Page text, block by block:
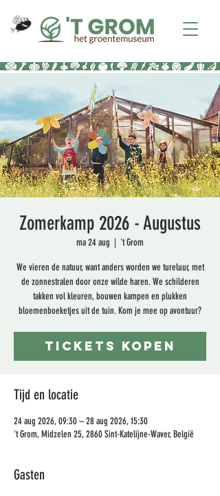
Zomerkamp 2026 - Augustus
ma 24 aug
  |
't Grom
We vieren de natuur, want anders worden we tureluur, met
de zonnestralen door onze wilde haren. We schilderen
takken vol kleuren, bouwen kampen en plukken
bloemenboeketjes uit de tuin. Kom je mee op avontuur?
Tickets kopen
Tijd en locatie
24 aug 2026, 09:30 – 28 aug 2026, 15:30
't Grom, Midzelen 25, 2860 Sint-Katelijne-Waver, België
Gasten